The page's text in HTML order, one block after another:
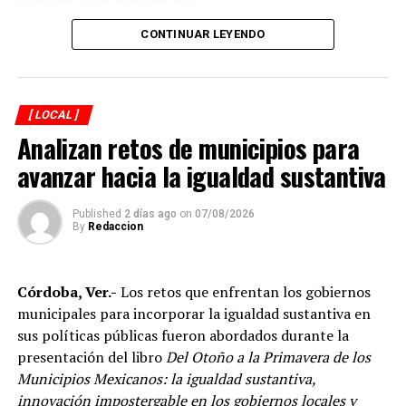
Explicó que de los participantes serán seleccionados
alrededor de 40 atletas que representarán a México en
el campeonato mundial programado para noviembre en
Georgia, por lo que el torneo en Córdoba también
funciona como una de las principales etapas para
conformar al equipo nacional.
CONTINUAR LEYENDO
[ LOCAL ]
Analizan retos de municipios para
avanzar hacia la igualdad sustantiva
Published 2 días ago on 07/08/2026
By Redaccion
Córdoba, Ver.- Los retos que enfrentan los gobiernos
municipales para incorporar la igualdad sustantiva en
sus políticas públicas fueron abordados durante la
presentación del libroDel Otoño a la Primavera de los
Municipios Mexicanos: la igualdad sustantiva,
innovación impostergable en los gobiernos locales y